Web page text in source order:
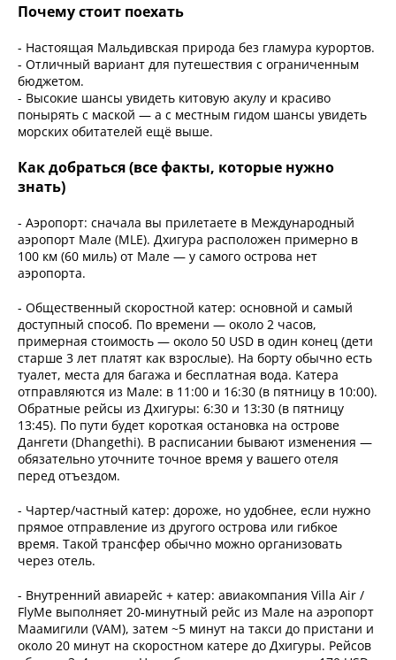
Почему стоит поехать
- Настоящая Мальдивская природа без гламура курортов.
- Отличный вариант для путешествия с ограниченным
бюджетом.
- Высокие шансы увидеть китовую акулу и красиво
понырять с маской — а с местным гидом шансы увидеть
морских обитателей ещё выше.
Как добраться (все факты, которые нужно
знать)
- Аэропорт: сначала вы прилетаете в Международный
аэропорт Мале (MLE). Дхигура расположен примерно в
100 км (60 миль) от Мале — у самого острова нет
аэропорта.
- Общественный скоростной катер: основной и самый
доступный способ. По времени — около 2 часов,
примерная стоимость — около 50 USD в один конец (дети
старше 3 лет платят как взрослые). На борту обычно есть
туалет, места для багажа и бесплатная вода. Катера
отправляются из Мале: в 11:00 и 16:30 (в пятницу в 10:00).
Обратные рейсы из Дхигуры: 6:30 и 13:30 (в пятницу
13:45). По пути будет короткая остановка на острове
Дангети (Dhangethi). В расписании бывают изменения —
обязательно уточните точное время у вашего отеля
перед отъездом.
- Чартер/частный катер: дороже, но удобнее, если нужно
прямое отправление из другого острова или гибкое
время. Такой трансфер обычно можно организовать
через отель.
- Внутренний авиарейс + катер: авиакомпания Villa Air /
FlyMe выполняет 20‑минутный рейс из Мале на аэропорт
Маамигили (VAM), затем ~5 минут на такси до пристани и
около 20 минут на скоростном катере до Дхигуры. Рейсов